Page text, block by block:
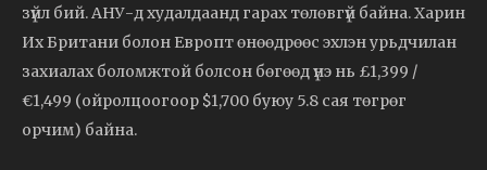
зүйл бий.АНУ-дхудалдаанд гарах төлөвгүй байна.Харин
ИхБритани болон Европтөнөөдрөөс эхлэнурьдчилан
захиалах боломжтой болсон бөгөөдүнэ нь £1,399 /
€1,499 (ойролцоогоор $1,700 буюу 5.8 сая төгрөг
орчим) байна.